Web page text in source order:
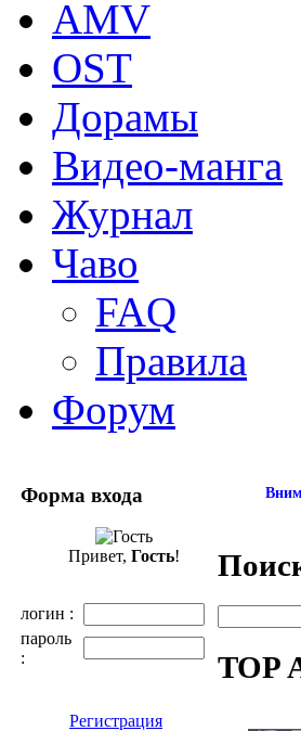
AMV
OST
Дорамы
Видео-манга
Журнал
Чаво
FAQ
Правила
Форум
Форма входа
Привет, Гость!
логин :
пароль
:
Регистрация
TOP